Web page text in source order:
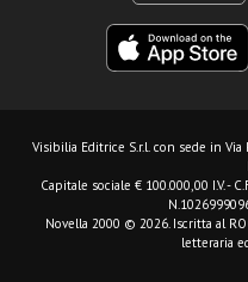
Visibilia Editrice S.r.l. con sede in Via
Capitale sociale € 100.000,00 I.V. -
Novella 2000 © 2026. Iscritta al
letteraria